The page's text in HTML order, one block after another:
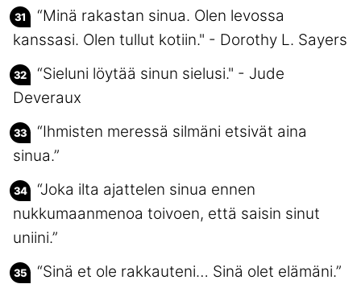
“Minä rakastan sinua. Olen levossa
kanssasi. Olen tullut kotiin." - Dorothy L. Sayers
“Sieluni löytää sinun sielusi." - Jude
Deveraux
“Ihmisten meressä silmäni etsivät aina
sinua.”
“Joka ilta ajattelen sinua ennen
nukkumaanmenoa toivoen, että saisin sinut
uniini.”
“Sinä et ole rakkauteni… Sinä olet elämäni.”